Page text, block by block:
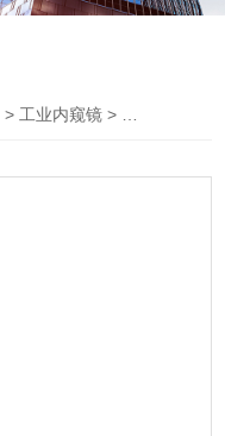
>工业内窥镜 > DA40系列旋转内窥镜